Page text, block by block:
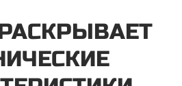
РАСКРЫВАЕТ